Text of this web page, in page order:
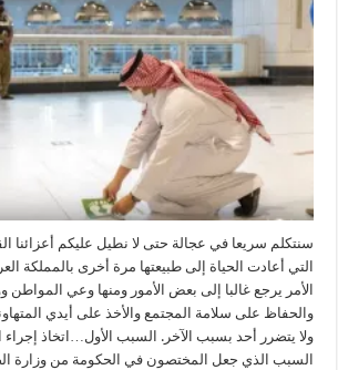
التي
أعادت
الحياة
إلى
طبيعتها
مغلقة
سنتكلم سريعا في عجالة حتى لا نطيل عليكم أعزائنا
التي أعادت الحياة إلى طبيعتها مرة أخرى بالمملكة
الأمر يرجع غالبا إلى بعض الأمور ومنها وعي المواطن
والحفاظ على سلامة المجتمع والأخذ على أيدي
ولا يتضرر أحد بسبب الآخر. السبب الأول…اتخاذ إجراء
السبب الذي جعل المختصون في الحكومة من وزارة